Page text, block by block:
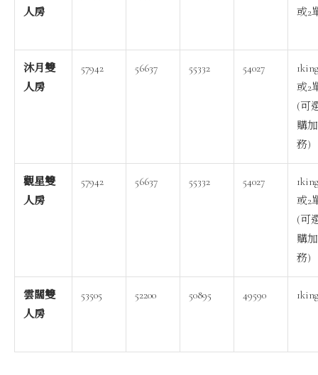
人房
或2
沐月雙
人房
57942 56637 55332 54027
或2
(可
購
務)
觀星雙
人房
57942 56637 55332 54027
或2
(可
購
務)
雲闊雙
人房
53505 52200 50895 49590